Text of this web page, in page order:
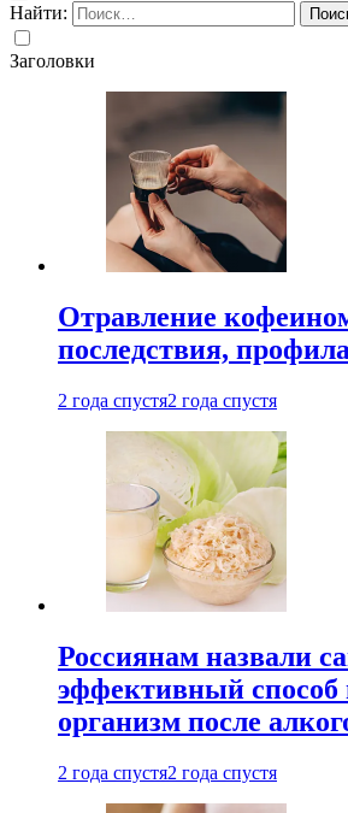
Найти:
Заголовки
Отравление
последствия,
2 года спустя2 года спустя
Россиянам назвали
эффективный способ
организм после
2 года спустя2 года спустя